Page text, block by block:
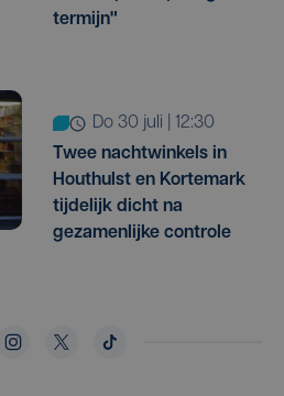
termijn"
do 30 juli | 12:30
Twee nachtwinkels in
Houthulst en Kortemark
tijdelijk dicht na
gezamenlijke controle